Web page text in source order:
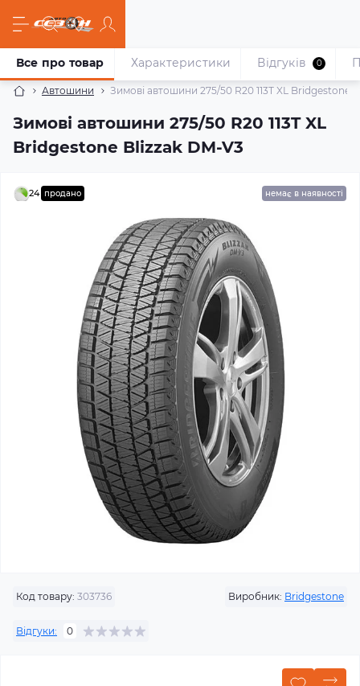
Автошини Зимові автошини 275/50 R20 113T XL Bridgestone
Зимові автошини 275/50 R20 113T XL
Bridgestone Blizzak DM-V3
Все про товар Характеристики Відгуків 0
24 продано немає в наявності
Код товару: 303736 Виробник: Bridgestone
Відгуки: 0